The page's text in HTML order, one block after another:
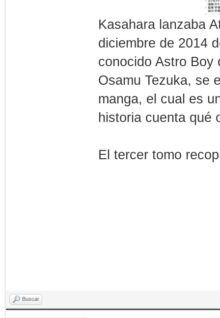
Kasahara lanzaba
diciembre de 2014
conocido Astro Boy
Osamu Tezuka, se
manga, el cual es
historia cuenta qué
El tercer tomo
Buscar